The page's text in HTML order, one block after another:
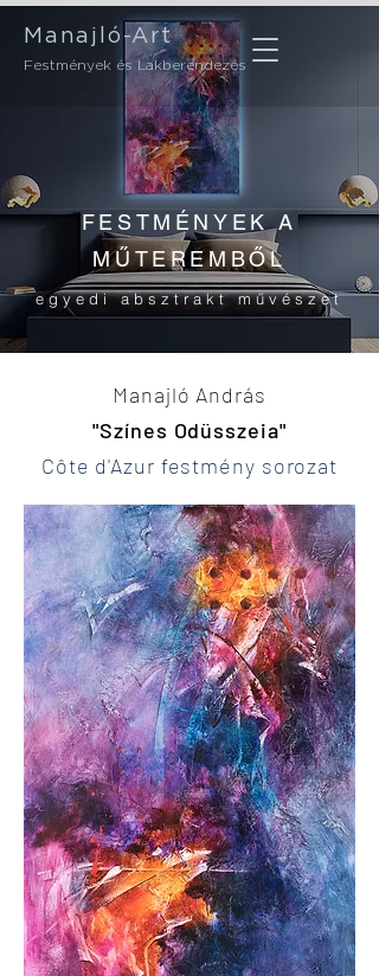
Manajló-Art
Festmények és Lakberendezés
FESTMÉNYEK A
MŰTEREMBŐL
egyedi absztrakt művészet
Manajló András
"Színes Odüsszeia"
Côte d'Azur festmény sorozat